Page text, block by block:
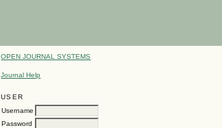
OPEN JOURNAL SYSTEMS
Journal Help
USER
Username
Password